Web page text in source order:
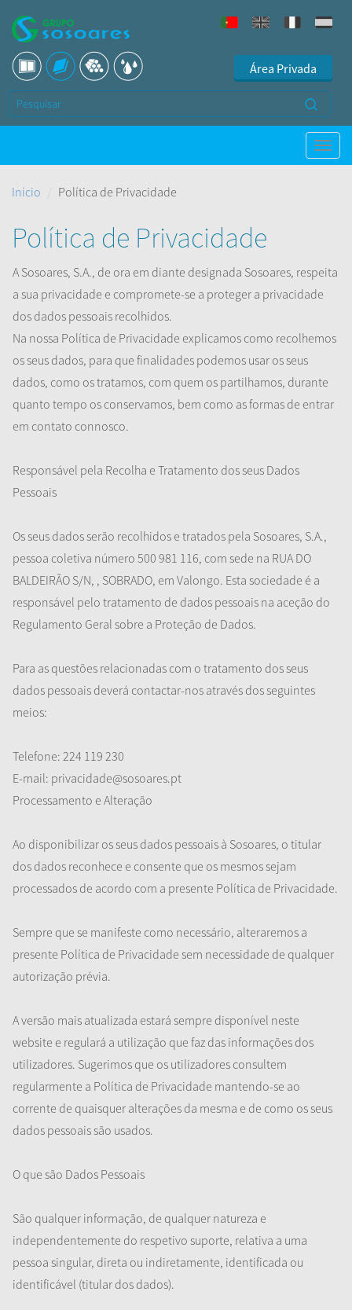
Área Privada
Início Política de Privacidade
Política de Privacidade
A Sosoares, S.A., de ora em diante designada Sosoares, respeita
a sua privacidade e compromete-se a proteger a privacidade
dos dados pessoais recolhidos.
Na nossa Política de Privacidade explicamos como recolhemos
os seus dados, para que finalidades podemos usar os seus
dados, como os tratamos, com quem os partilhamos, durante
quanto tempo os conservamos, bem como as formas de entrar
em contato connosco.
Responsável pela Recolha e Tratamento dos seus Dados
Pessoais
Os seus dados serão recolhidos e tratados pela Sosoares, S.A.,
pessoa coletiva número 500 981 116, com sede na RUA DO
BALDEIRÃO S/N, , SOBRADO, em Valongo. Esta sociedade é a
responsável pelo tratamento de dados pessoais na aceção do
Regulamento Geral sobre a Proteção de Dados.
Para as questões relacionadas com o tratamento dos seus
dados pessoais deverá contactar-nos através dos seguintes
meios:
Telefone: 224 119 230
E-mail: privacidade@sosoares.pt
Processamento e Alteração
Ao disponibilizar os seus dados pessoais à Sosoares, o titular
dos dados reconhece e consente que os mesmos sejam
processados de acordo com a presente Política de Privacidade.
Sempre que se manifeste como necessário, alteraremos a
presente Política de Privacidade sem necessidade de qualquer
autorização prévia.
A versão mais atualizada estará sempre disponível neste
website e regulará a utilização que faz das informações dos
utilizadores. Sugerimos que os utilizadores consultem
regularmente a Política de Privacidade mantendo-se ao
corrente de quaisquer alterações da mesma e de como os seus
dados pessoais são usados.
O que são Dados Pessoais
São qualquer informação, de qualquer natureza e
independentemente do respetivo suporte, relativa a uma
pessoa singular, direta ou indiretamente, identificada ou
identificável (titular dos dados).